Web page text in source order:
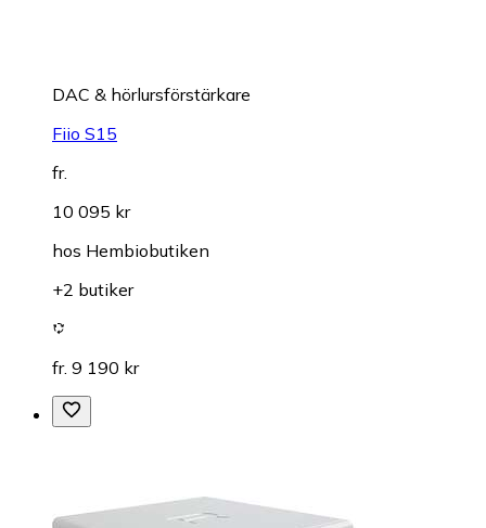
DAC & hörlursförstärkare
Fiio S15
fr.
10 095 kr
hos Hembiobutiken
+2 butiker
fr. 9 190 kr